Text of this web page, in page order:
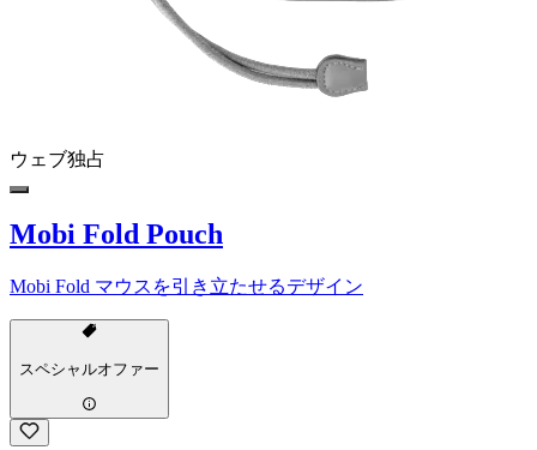
ウェブ独占
Mobi Fold Pouch
Mobi Fold マウスを引き立たせるデザイン
スペシャルオファー